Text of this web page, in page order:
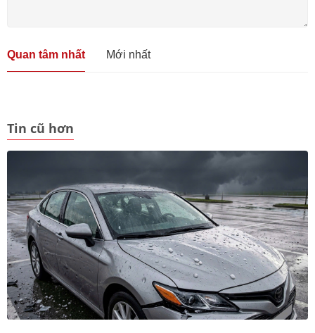
Quan tâm nhất Mới nhất
Tin cũ hơn